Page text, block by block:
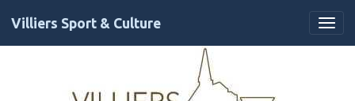
Villiers Sport & Culture